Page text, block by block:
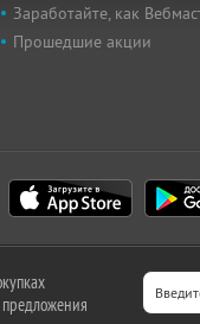
Заработайте, как
Прошедшие акции